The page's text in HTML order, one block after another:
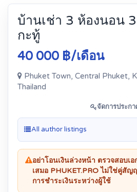
บ้านเช่า 3 ห้องนอน
กะทู้
40 000 ฿/เดือน
Phuket Town, Central Phuket,
Thailand
จัดการประกา
All author listings
อย่าโอนเงินล่วงหน้า ตรวจสอบเ
เสมอ PHUKET.PRO ไม่ใช่คู่สั
การชำระเงินระหว่างผู้ใช้